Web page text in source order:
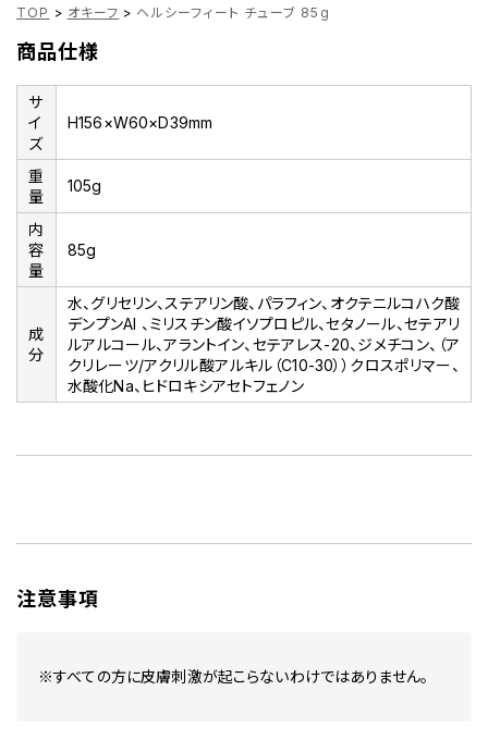
TOP > オキーフ > ヘルシーフィート チューブ 85g
商品仕様
サ
イ
ズ
H156×W60×D39mm
重
量
105g
内
容
量
85g
成
分
水、グリセリン、ステアリン酸、パラフィン、オクテニルコハク酸
デンプンAl 、ミリスチン酸イソプロピル、セタノール、セテアリ
ルアルコール、アラントイン、セテアレス-20、ジメチコン、（ア
クリレーツ/アクリル酸アルキル（C10-30））クロスポリマー、
水酸化Na、ヒドロキシアセトフェノン
注意事項
※すべての方に皮膚刺激が起こらないわけではありません。